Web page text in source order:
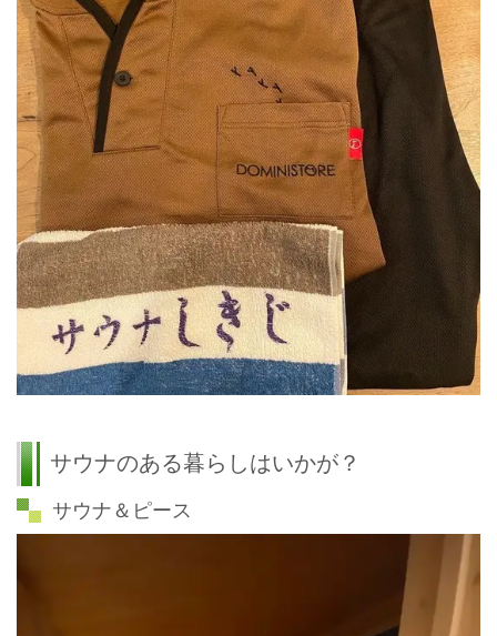
サウナのある暮らしはいかが？
サウナ＆ピース